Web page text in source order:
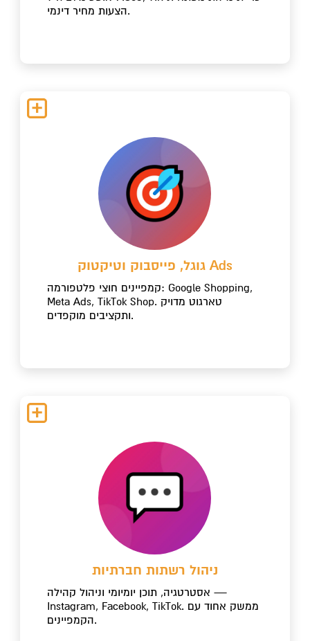
הצעות מחיר דינמי.
גוגל, פייסבוק וטיקטוק Ads
קמפיינים חוצי פלטפורמה: Google Shopping,
Meta Ads, TikTok Shop. טארגוט מדויק
ותקציבים מוקפדים.
ניהול רשתות חברתיות
אסטרטגיה, תוכן יומיומי וניהול קהילה —
Instagram, Facebook, TikTok. ממשק אחוד עם
הקמפיינים.